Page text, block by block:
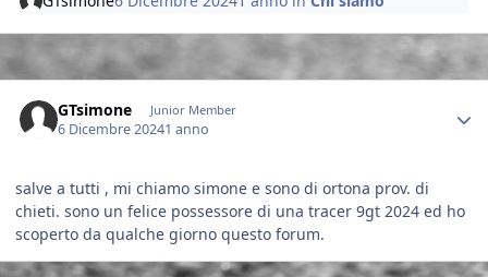
GTsimone Junior Member
6 Dicembre 20241 anno
salve a tutti , mi chiamo simone e sono di ortona prov. di
chieti. sono un felice possessore di una tracer 9gt 2024 ed ho
scoperto da qualche giorno questo forum.